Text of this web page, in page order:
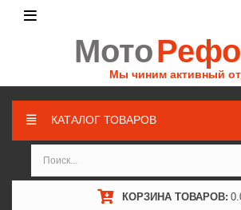
Мото
Мы чиним активный
КАТАЛОГ ТОВАРОВ
КОРЗИНА ТОВАРОВ: